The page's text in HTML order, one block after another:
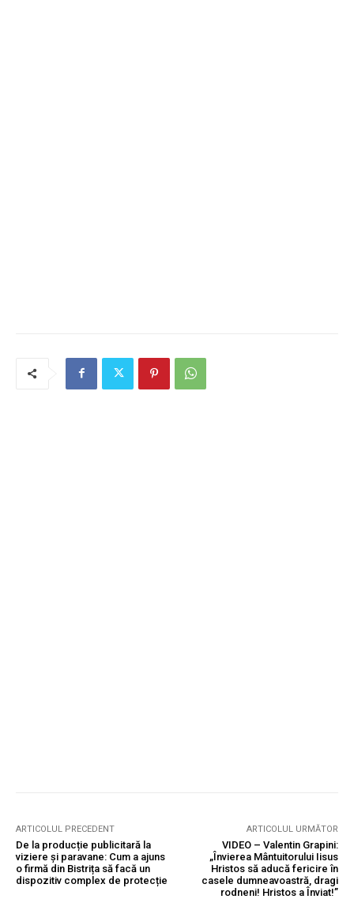
ARTICOLUL PRECEDENT
De la producție publicitară la
viziere și paravane: Cum a ajuns
o firmă din Bistrița să facă un
dispozitiv complex de protecție
ARTICOLUL URMĂTOR
VIDEO – Valentin Grapini:
„Învierea Mântuitorului Iisus
Hristos să aducă fericire în
casele dumneavoastră, dragi
rodneni! Hristos a Înviat!”